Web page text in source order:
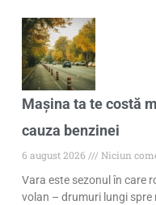
Mașina ta te costă
cauza benzinei
6 august 2026
Niciun
Vara este sezonul în care
volan – drumuri lungi spre